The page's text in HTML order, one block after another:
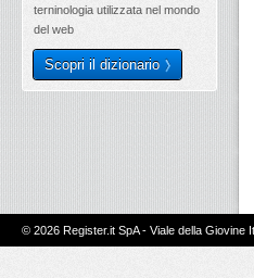
terninologia utilizzata nel mondo
del web
Scopri il dizionario
© 2026 Register.it SpA - Viale della